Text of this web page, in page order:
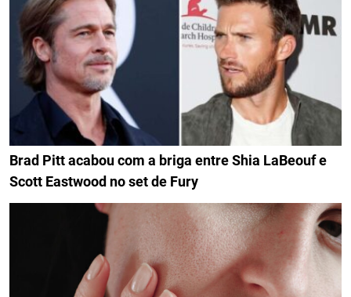
Brad Pitt acabou com a briga entre Shia LaBeouf e
Scott Eastwood no set de Fury